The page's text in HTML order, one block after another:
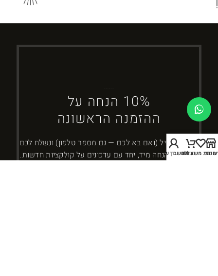
10% הנחה על
ההזמנה הראשונה
השאירו מייל (ואם בא לכם — גם מספר טלפון) ונשלח לכם
את קוד ההנחה מיד, יחד עם עדכונים על קולקציות חדשות.
חנות משאלות
עגלה
החשבון שלי